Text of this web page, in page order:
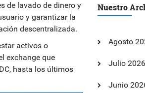
de lavado de dinero y
y garantizar la
descentralizada.
activos o
exchange que
hasta los últimos
Nuestro
Agosto
Julio 2026
Junio